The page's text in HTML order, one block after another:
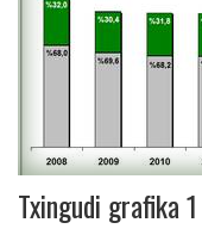
Txingudi grafika 1